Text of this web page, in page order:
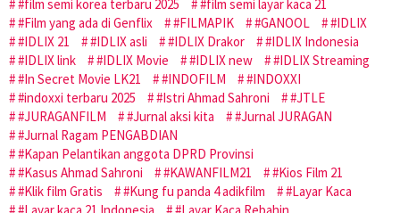
#film semi korea terbaru 2025
#film semi layar kaca 21
#Film yang ada di Genflix
#FILMAPIK #GANOOL
#IDLIX
#IDLIX 21
#IDLIX asli #IDLIX Drakor
#IDLIX Indonesia
#IDLIX link
#IDLIX Movie #IDLIX new
#IDLIX Streaming
#In Secret Movie LK21
#INDOFILM
#INDOXXI
#indoxxi terbaru 2025
#Istri Ahmad Sahroni
#JTLE
#JURAGANFILM
#Jurnal aksi kita
#Jurnal JURAGAN
#Jurnal Ragam PENGABDIAN
#Kapan Pelantikan anggota DPRD Provinsi
#Kasus Ahmad Sahroni
#KAWANFILM21
#Kios Film 21
#Klik film Gratis
#Kung fu panda 4 adikfilm
#Layar Kaca